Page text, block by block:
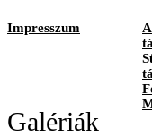
Impresszum
Galériák